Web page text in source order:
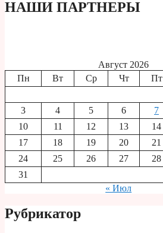
НАШИ ПАРТНЕРЫ
Август 2026
Пн
Вт Ср Чт Пт
3
4 5 6 7
10
11 12 13 14
17
18 19 20 21
24
25 26 27 28
31
« Июл
Рубрикатор